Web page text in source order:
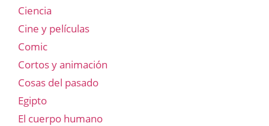
Ciencia
Cine y películas
Comic
Cortos y animación
Cosas del pasado
Egipto
El cuerpo humano